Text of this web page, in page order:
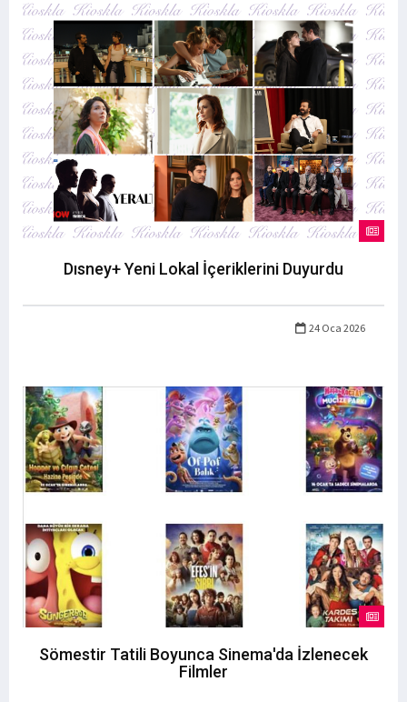
Dısney+ Yeni Lokal İçeriklerini Duyurdu
24 Oca 2026
Sömestir Tatili Boyunca Sinema'da İzlenecek
Filmler